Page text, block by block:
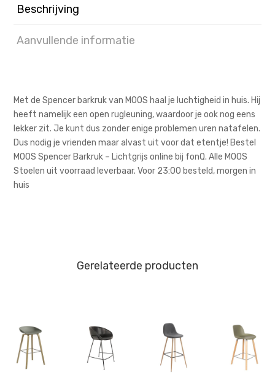
Beschrijving
Aanvullende informatie
Met de Spencer barkruk van MOOS haal je luchtigheid in huis. Hij
heeft namelijk een open rugleuning, waardoor je ook nog eens
lekker zit. Je kunt dus zonder enige problemen uren natafelen.
Dus nodig je vrienden maar alvast uit voor dat etentje! Bestel
MOOS Spencer Barkruk – Lichtgrijs online bij fonQ. Alle MOOS
Stoelen uit voorraad leverbaar. Voor 23:00 besteld, morgen in
huis
Gerelateerde producten